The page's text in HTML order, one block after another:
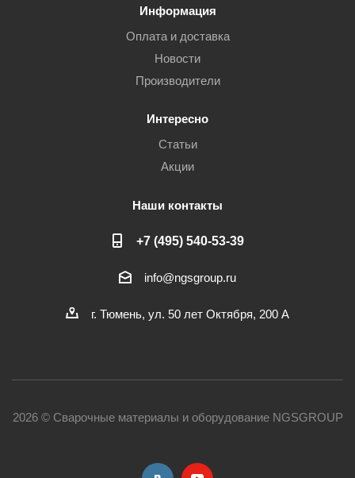
Информация
Оплата и доставка
Новости
Производители
Интересно
Статьи
Акции
Наши контакты
+7 (495) 540-53-39
info@ngsgroup.ru
г. Тюмень, ул. 50 лет Октября, 200 А
2026 © Сварочные материалы и оборудование NGSGROUP